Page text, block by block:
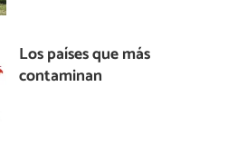
Los países que más
contaminan